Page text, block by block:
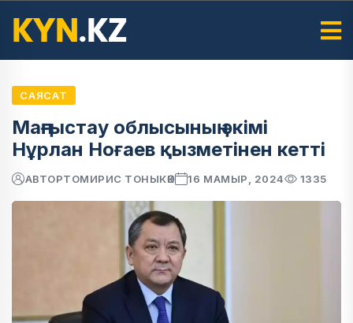
САЯСАТ
Маңғыстау облысының әкімі
Нұрлан Ноғаев қызметінен кетті
АВТОРТОМИРИС ТОНЫКӨК 16 МАМЫР, 2024 1335